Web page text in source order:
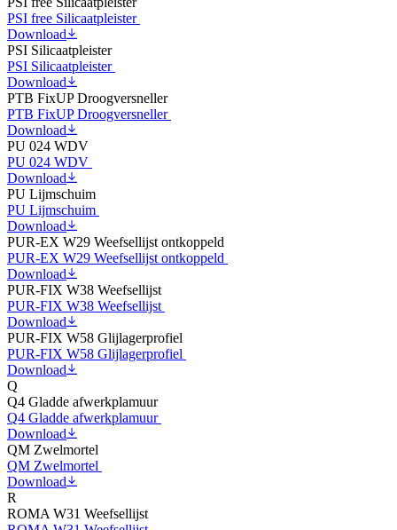
PSI free Silicaatpleister
Download
PSI Silicaatpleister
PSI Silicaatpleister
Download
PTB FixUP Droogversneller
PTB FixUP Droogversneller
Download
PU 024 WDV
PU 024 WDV
Download
PU Lijmschuim
PU Lijmschuim
Download
PUR-EX W29 Weefsellijst ontkoppeld
PUR-EX W29 Weefsellijst ontkoppeld
Download
PUR-FIX W38 Weefsellijst
PUR-FIX W38 Weefsellijst
Download
PUR-FIX W58 Glijlagerprofiel
PUR-FIX W58 Glijlagerprofiel
Download
Q
Q4 Gladde afwerkplamuur
Q4 Gladde afwerkplamuur
Download
QM Zwelmortel
QM Zwelmortel
Download
R
ROMA W31 Weefsellijst